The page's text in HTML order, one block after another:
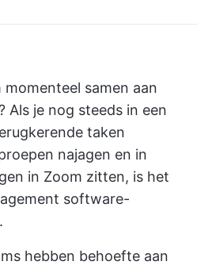
samen aan
Als je nog steeds in een
taken
najagen en in
in Zoom zitten, is het
software-
hebben behoefte aan